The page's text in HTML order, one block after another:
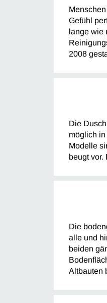
Gefühl
lange wie
2008
Die
möglich
Modelle
beugt vor.
Die
alle und
beiden
Altbauten